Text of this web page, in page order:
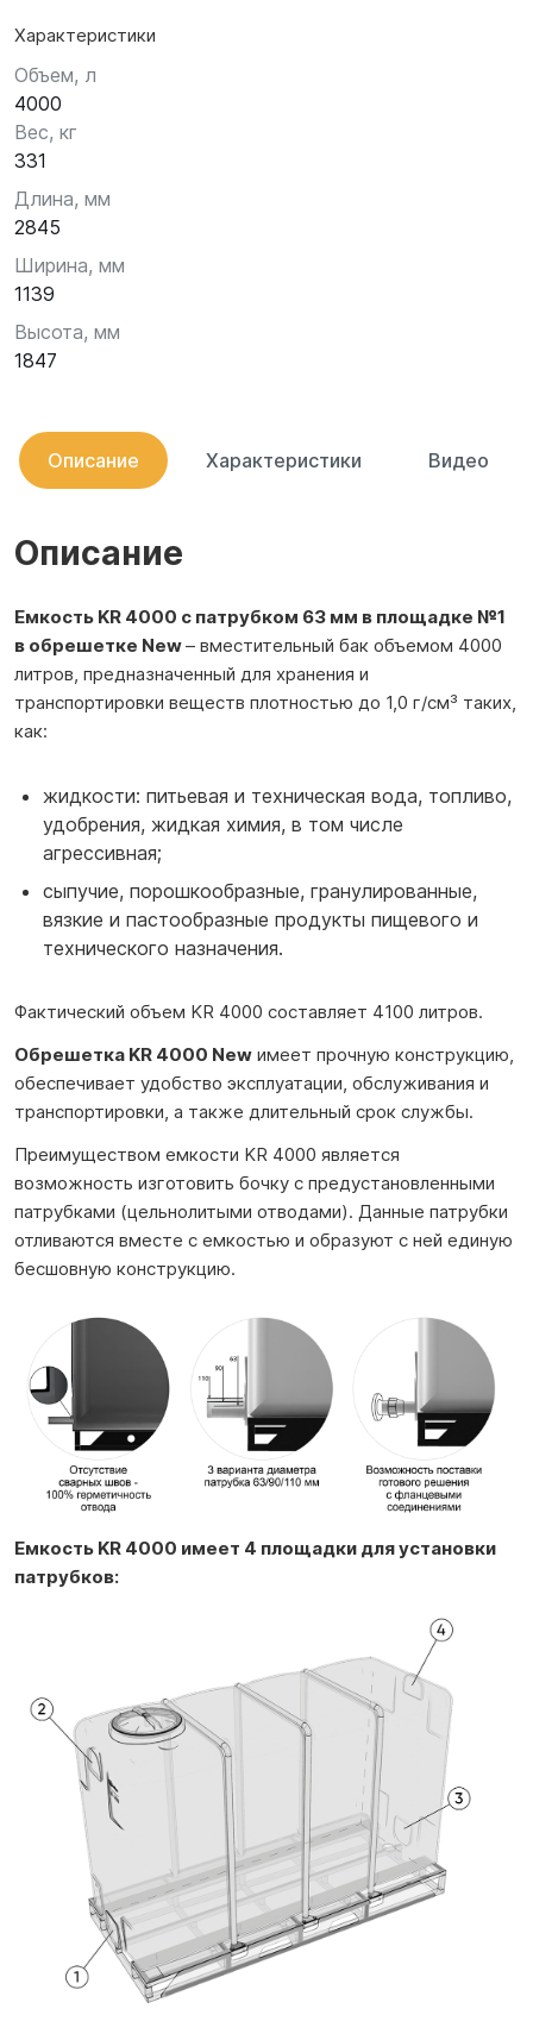
Характеристики
Объем, л
4000
Вес, кг
331
Длина, мм
2845
Ширина, мм
1139
Высота, мм
1847
Описание Характеристики Видео
Описание
Емкость KR 4000 с патрубком 63 мм в площадке №1
в обрешетке New– вместительный бак объемом 4000
литров, предназначенный для хранения и
транспортировки веществ плотностью до 1,0 г/см³ таких,
как:
жидкости: питьевая и техническая вода, топливо,
удобрения, жидкая химия, в том числе
агрессивная;
сыпучие, порошкообразные, гранулированные,
вязкие и пастообразные продукты пищевого и
технического назначения.
Фактический объем KR 4000 составляет 4100 литров.
Обрешетка KR 4000 New имеет прочную конструкцию,
обеспечивает удобство эксплуатации, обслуживания и
транспортировки, а также длительный срок службы.
Преимуществом емкости KR 4000 является
возможность изготовить бочку с предустановленными
патрубками (цельнолитыми отводами). Данные патрубки
отливаются вместе с емкостью и образуют с ней единую
бесшовную конструкцию.
Емкость KR 4000 имеет 4 площадки для установки
патрубков: